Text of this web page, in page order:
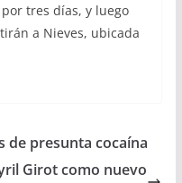
tres días, y luego
a Nieves, ubicada
de presunta cocaína
Girot como nuevo